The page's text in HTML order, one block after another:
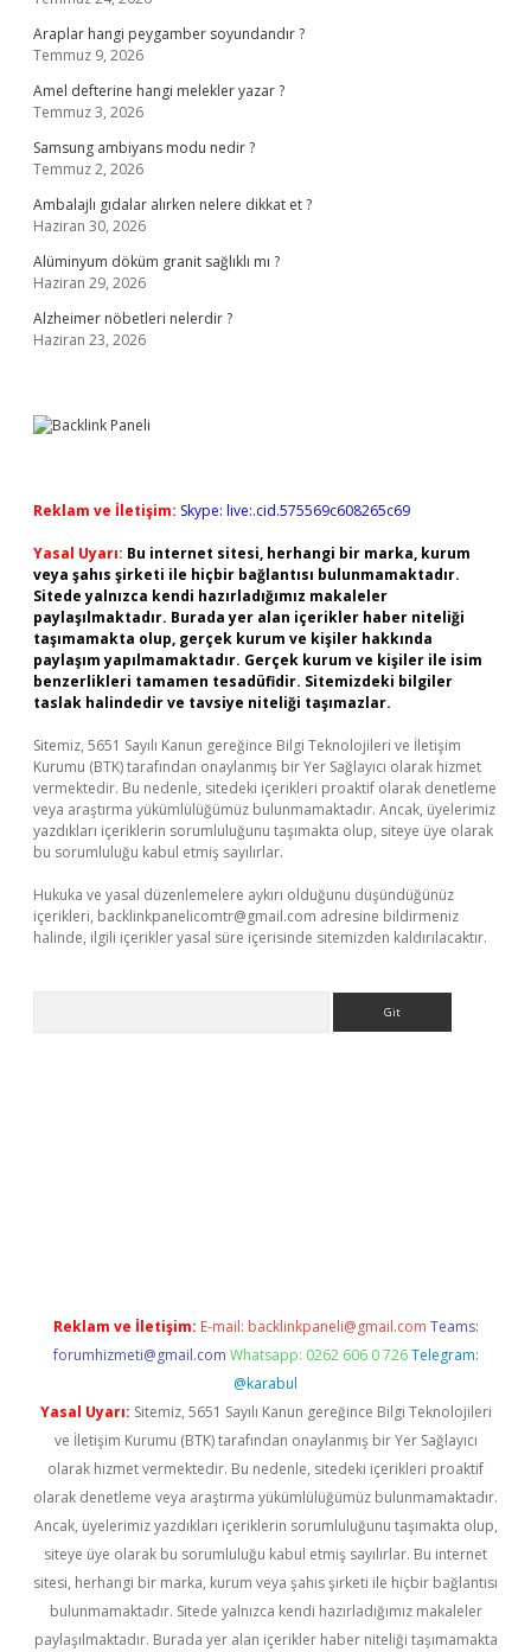
Araplar hangi peygamber soyundandır ?
Temmuz 9, 2026
Amel defterine hangi melekler yazar ?
Temmuz 3, 2026
Samsung ambiyans modu nedir ?
Temmuz 2, 2026
Ambalajlı gıdalar alırken nelere dikkat et ?
Haziran 30, 2026
Alüminyum döküm granit sağlıklı mı ?
Haziran 29, 2026
Alzheimer nöbetleri nelerdir ?
Haziran 23, 2026
Reklam ve İletişim: Skype: live:.cid.575569c608265c69
Yasal Uyarı: Bu internet sitesi, herhangi bir marka, kurum
veya şahıs şirketi ile hiçbir bağlantısı bulunmamaktadır.
Sitede yalnızca kendi hazırladığımız makaleler
paylaşılmaktadır. Burada yer alan içerikler haber niteliği
taşımamakta olup, gerçek kurum ve kişiler hakkında
paylaşım yapılmamaktadır. Gerçek kurum ve kişiler ile isim
benzerlikleri tamamen tesadüfidir. Sitemizdeki bilgiler
taslak halindedir ve tavsiye niteliği taşımazlar.
Sitemiz, 5651 Sayılı Kanun gereğince Bilgi Teknolojileri ve İletişim
Kurumu (BTK) tarafından onaylanmış bir Yer Sağlayıcı olarak hizmet
vermektedir. Bu nedenle, sitedeki içerikleri proaktif olarak denetleme
veya araştırma yükümlülüğümüz bulunmamaktadır. Ancak, üyelerimiz
yazdıkları içeriklerin sorumluluğunu taşımakta olup, siteye üye olarak
bu sorumluluğu kabul etmiş sayılırlar.
Hukuka ve yasal düzenlemelere aykırı olduğunu düşündüğünüz
içerikleri, backlinkpanelicomtr@gmail.com adresine bildirmeniz
halinde, ilgili içerikler yasal süre içerisinde sitemizden kaldırılacaktır.
Reklam ve İletişim: E-mail: backlinkpaneli@gmail.com Teams:
forumhizmeti@gmail.com Whatsapp: 0262 606 0 726 Telegram:
@karabul
Yasal Uyarı: Sitemiz, 5651 Sayılı Kanun gereğince Bilgi Teknolojileri
ve İletişim Kurumu (BTK) tarafından onaylanmış bir Yer Sağlayıcı
olarak hizmet vermektedir. Bu nedenle, sitedeki içerikleri proaktif
olarak denetleme veya araştırma yükümlülüğümüz bulunmamaktadır.
Ancak, üyelerimiz yazdıkları içeriklerin sorumluluğunu taşımakta olup,
siteye üye olarak bu sorumluluğu kabul etmiş sayılırlar. Bu internet
sitesi, herhangi bir marka, kurum veya şahıs şirketi ile hiçbir bağlantısı
bulunmamaktadır. Sitede yalnızca kendi hazırladığımız makaleler
paylaşılmaktadır. Burada yer alan içerikler haber niteliği taşımamakta